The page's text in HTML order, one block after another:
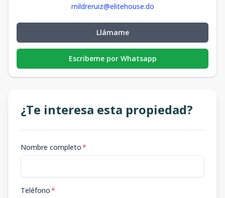
mildreruiz@elitehouse.do
Llámame
Escribeme por Whatsapp
¿Te interesa esta propiedad?
Nombre completo*
Teléfono*